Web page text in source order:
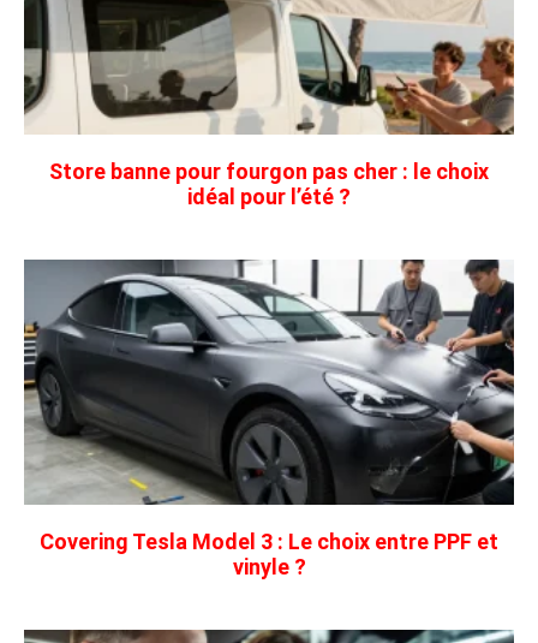
Store banne pour fourgon pas cher : le choix
idéal pour l’été ?
Covering Tesla Model 3 : Le choix entre PPF et
vinyle ?